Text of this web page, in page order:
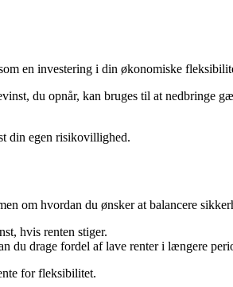
en investering i din økonomiske
du opnår, kan bruges til at nedbringe
din egen risikovillighed.
om hvordan du ønsker at balancere
hvis renten stiger.
du drage fordel af lave renter i længere
for fleksibilitet.